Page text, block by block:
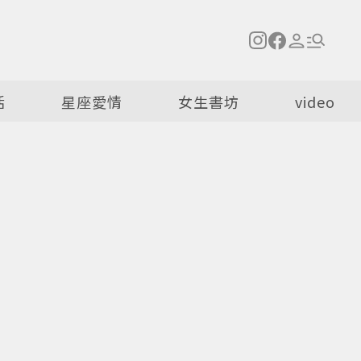
星座愛情 女生書坊 video